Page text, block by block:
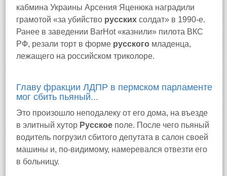
кабмина Украины Арсения Яценюка наградили
грамотой «за убийство русских солдат» в 1990-е.
Ранее в заведении BarHot «казнили» пилота ВКС
РФ, резали торт в форме русского младенца,
лежащего на российском триколоре.
Главу фракции ЛДПР в пермском парламенте
мог сбить пьяный...
Это произошло неподалеку от его дома, на въезде
в элитный хутор Русское поле. После чего пьяный
водитель погрузил сбитого депутата в салон своей
машины и, по-видимому, намеревался отвезти его
в больницу.